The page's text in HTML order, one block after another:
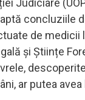
concluziile
de medicii
și Științe
ar putea